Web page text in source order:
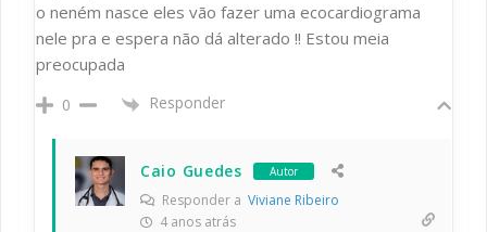
o neném nasce eles vão fazer uma ecocardiograma
nele pra e espera não dá alterado !! Estou meia
preocupada
0 Responder
Caio Guedes Autor
Responder a Viviane Ribeiro
4 anos atrás